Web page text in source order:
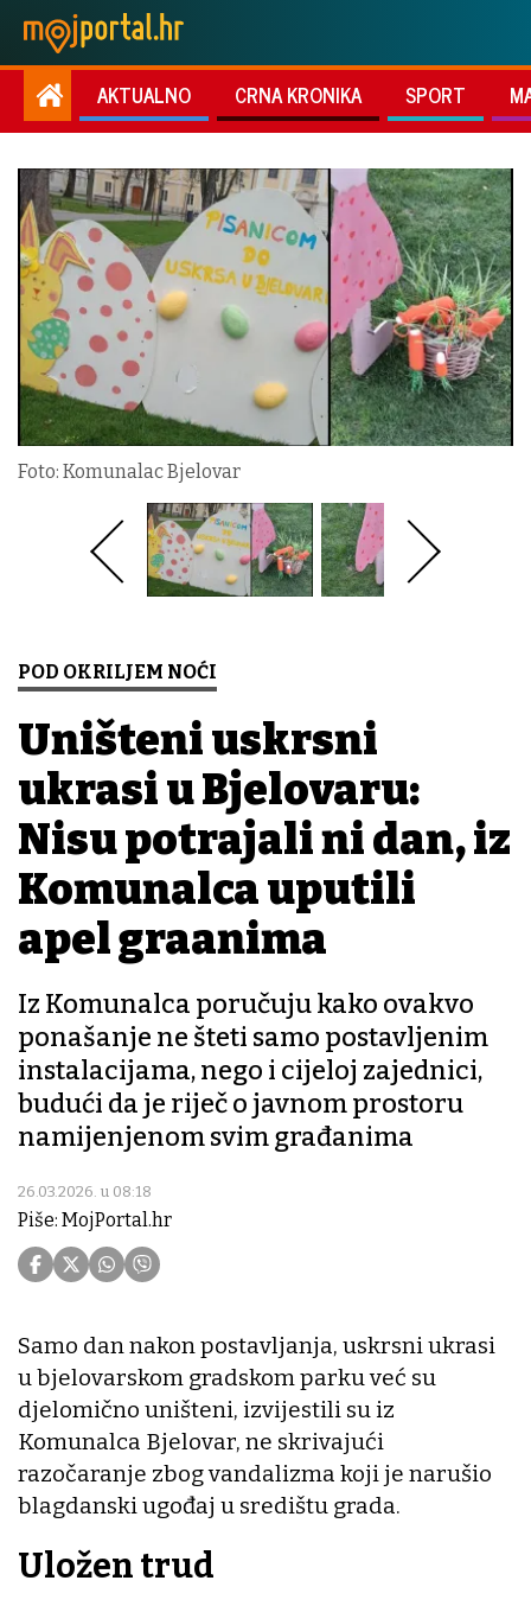
AKTUALNO CRNA KRONIKA SPORT
Foto: Komunalac Bjelovar
POD OKRILJEM NOĆI
Uništeni uskrsni
ukrasi u Bjelovaru:
Nisu potrajali ni dan, iz
Komunalca uputili
apel građanima
Iz Komunalca poručuju kako ovakvo
ponašanje ne šteti samo postavljenim
instalacijama, nego i cijeloj zajednici,
budući da je riječ o javnom prostoru
namijenjenom svim građanima
26.03.2026. u 08:18
Piše: MojPortal.hr
Samo dan nakon postavljanja, uskrsni ukrasi
u bjelovarskom gradskom parku već su
djelomično uništeni, izvijestili su iz
Komunalca Bjelovar, ne skrivajući
razočaranje zbog vandalizma koji je narušio
blagdanski ugođaj u središtu grada.
Uložen trud